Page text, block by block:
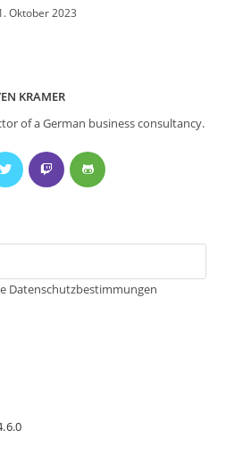
Oktober 2023
KRAMER
of a German business consultancy.
Datenschutzbestimmungen